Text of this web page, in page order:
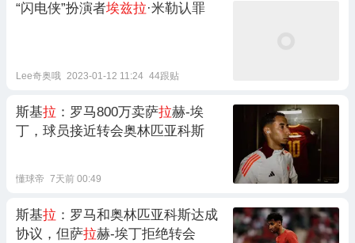
“闪电侠”扮演者埃兹拉·米勒认罪
Lee奇奥哦 2023-01-12 11:24 44跟贴
斯基拉 ：罗马800万卖萨拉赫-埃
丁，球员接近转会奥林匹亚科斯
懂球帝 7天前 00:49
斯基拉 ：罗马和奥林匹亚科斯达成
协议，但萨拉赫-埃丁拒绝转会